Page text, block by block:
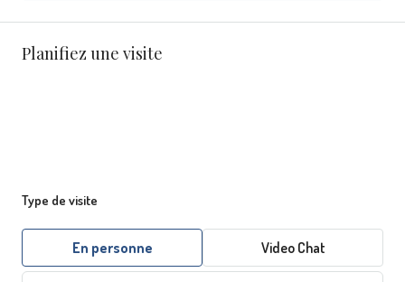
Planifiez une visite
Type de visite
En personne Video Chat